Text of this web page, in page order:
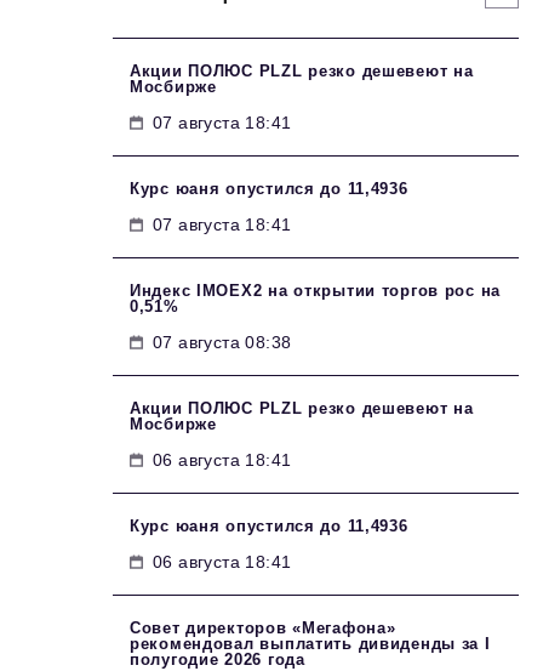
Акции ПОЛЮС PLZL резко дешевеют на
Мосбирже
07 августа 18:41
Курс юаня опустился до 11,4936
07 августа 18:41
Индекс IMOEX2 на открытии торгов рос на
0,51%
07 августа 08:38
Акции ПОЛЮС PLZL резко дешевеют на
Мосбирже
06 августа 18:41
Курс юаня опустился до 11,4936
06 августа 18:41
Совет директоров «Мегафона»
рекомендовал выплатить дивиденды за I
полугодие 2026 года